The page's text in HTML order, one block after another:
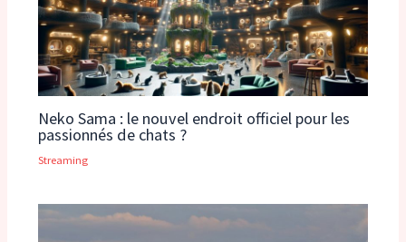
Neko Sama : le nouvel endroit officiel pour les
passionnés de chats ?
Streaming